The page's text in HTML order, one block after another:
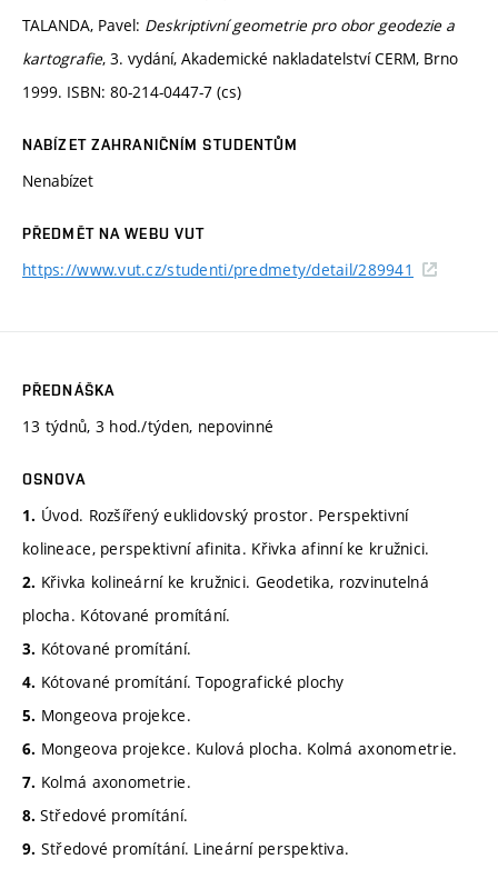
TALANDA, Pavel: Deskriptivní geometrie pro obor geodezie a
kartografie, 3. vydání, Akademické nakladatelství CERM, Brno
1999. ISBN: 80-214-0447-7 (cs)
NABÍZET ZAHRANIČNÍM STUDENTŮM
Nenabízet
PŘEDMĚT NA WEBU VUT
https://www.vut.cz/studenti/predmety/detail/289941
PŘEDNÁŠKA
13 týdnů, 3 hod./týden, nepovinné
OSNOVA
1. Úvod. Rozšířený euklidovský prostor. Perspektivní
kolineace, perspektivní afinita. Křivka afinní ke kružnici.
2. Křivka kolineární ke kružnici. Geodetika, rozvinutelná
plocha. Kótované promítání.
3. Kótované promítání.
4. Kótované promítání. Topografické plochy
5. Mongeova projekce.
6. Mongeova projekce. Kulová plocha. Kolmá axonometrie.
7. Kolmá axonometrie.
8. Středové promítání.
9. Středové promítání. Lineární perspektiva.